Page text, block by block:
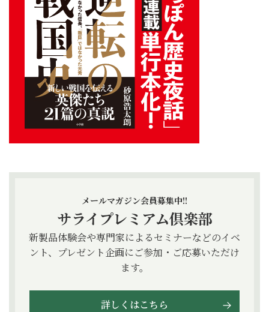
メールマガジン会員募集中!!
サライプレミアム倶楽部
新製品体験会や専門家によるセミナーなどのイベ
ント、プレゼント企画にご参加・ご応募いただけ
ます。
詳しくはこちら